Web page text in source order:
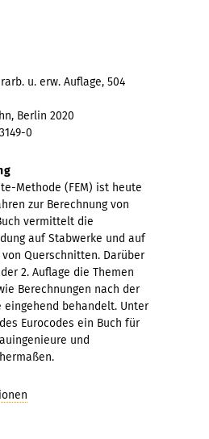
u. erw. Auflage, 504
Berlin 2020
0
Methode (FEM) ist heute
zur Berechnung von
vermittelt die
auf Stabwerke und auf
Querschnitten. Darüber
2. Auflage die Themen
Berechnungen nach der
eingehend behandelt. Unter
Eurocodes ein Buch für
und